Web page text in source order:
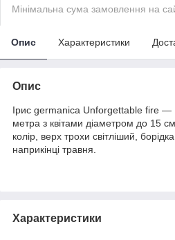
Мінімальна сума замовлення на
Опис Характеристики
Опис
Ірис germanica Unforgettable fire —
метра з квітами діаметром до 15
колір, верх трохи світліший,
наприкінці травня.
Характеристики